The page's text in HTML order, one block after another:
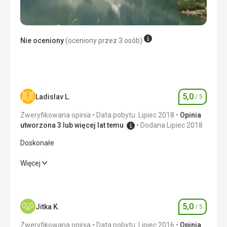
Ta recenzja została automatycznie przetłumaczona za
pomocą Google Translate
Nie oceniony(oceniony przez 3 osób)
Ladislav L. Ocena
5,0 / 5
Zweryfikowana opinia Data pobytu: Lipiec 2018
Opinia
utworzona 3 lub więcej lat temu
Dodana Lipiec 2018
Doskonałe
Doskonałe
Wyżywienie
Doskonała
Więcej
Jitka K. Ocena
5,0 / 5
Zweryfikowana opinia Data pobytu: Lipiec 2016
Opinia